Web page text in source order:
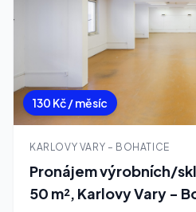
130 Kč / měsíc
KARLOVY VARY – BOHATICE
Pronájem výrobních/
50 m², Karlovy Vary -